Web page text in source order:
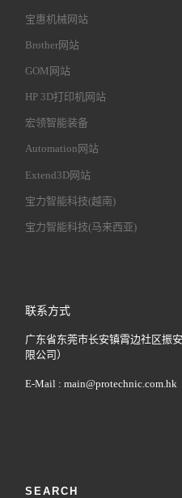
宝惠机械网站
Brother网站
GOM网站
HP 3D打印机网站
宏领智能装备
Automation网站
Extend3D网站
宝力智能科技(越南)
宝力智能科技(马来西亚)
联系方式
广东省东莞市长安镇霄边社区振
限公司）
E-Mail :main@protechnic.com.hk
SEARCH